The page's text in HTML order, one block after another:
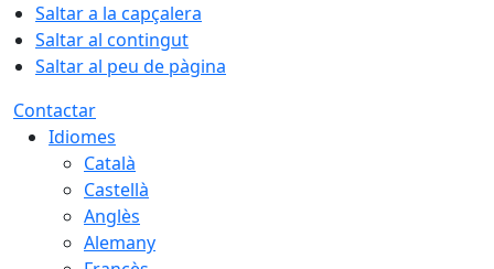
Saltar a la capçalera
Saltar al contingut
Saltar al peu de pàgina
Contactar
Idiomes
Català
Castellà
Anglès
Alemany